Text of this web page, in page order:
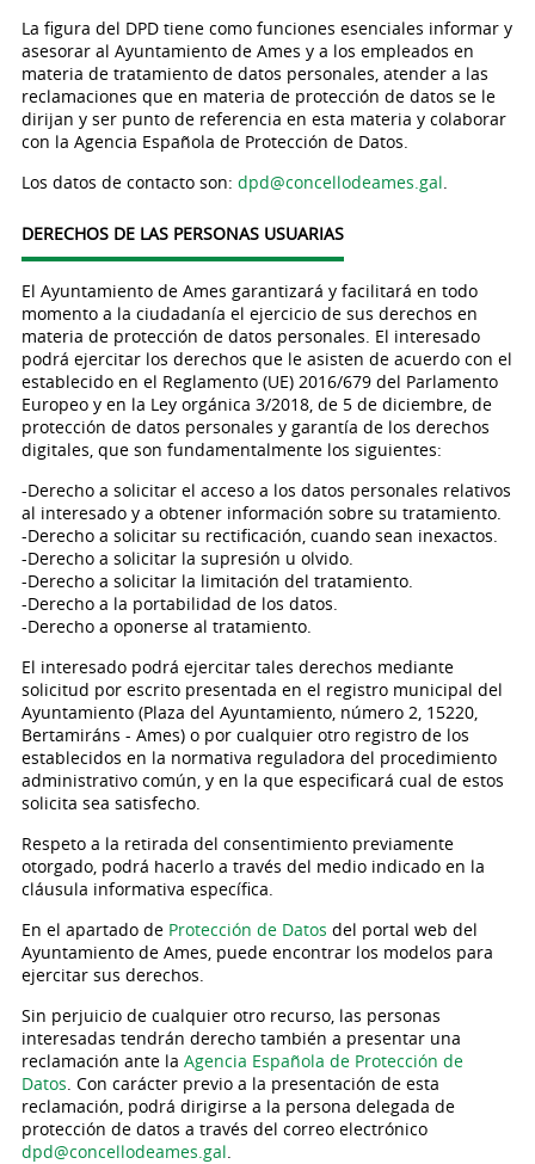
La figura del DPD tiene como funciones esenciales informar y
asesorar al Ayuntamiento de Ames y a los empleados en
materia de tratamiento de datos personales, atender a las
reclamaciones que en materia de protección de datos se le
dirijan y ser punto de referencia en esta materia y colaborar
con la Agencia Española de Protección de Datos.
Los datos de contacto son: dpd@concellodeames.gal.
DERECHOS DE LAS PERSONAS USUARIAS
El Ayuntamiento de Ames garantizará y facilitará en todo
momento a la ciudadanía el ejercicio de sus derechos en
materia de protección de datos personales. El interesado
podrá ejercitar los derechos que le asisten de acuerdo con el
establecido en el Reglamento (UE) 2016/679 del Parlamento
Europeo y en la Ley orgánica 3/2018, de 5 de diciembre, de
protección de datos personales y garantía de los derechos
digitales, que son fundamentalmente los siguientes:
-Derecho a solicitar el acceso a los datos personales relativos
al interesado y a obtener información sobre su tratamiento.
-Derecho a solicitar su rectificación, cuando sean inexactos.
-Derecho a solicitar la supresión u olvido.
-Derecho a solicitar la limitación del tratamiento.
-Derecho a la portabilidad de los datos.
-Derecho a oponerse al tratamiento.
El interesado podrá ejercitar tales derechos mediante
solicitud por escrito presentada en el registro municipal del
Ayuntamiento (Plaza del Ayuntamiento, número 2, 15220,
Bertamiráns - Ames) o por cualquier otro registro de los
establecidos en la normativa reguladora del procedimiento
administrativo común, y en la que especificará cual de estos
solicita sea satisfecho.
Respeto a la retirada del consentimiento previamente
otorgado, podrá hacerlo a través del medio indicado en la
cláusula informativa específica.
En el apartado de Protección de Datos del portal web del
Ayuntamiento de Ames, puede encontrar los modelos para
ejercitar sus derechos.
Sin perjuicio de cualquier otro recurso, las personas
interesadas tendrán derecho también a presentar una
reclamación ante la Agencia Española de Protección de
Datos. Con carácter previo a la presentación de esta
reclamación, podrá dirigirse a la persona delegada de
protección de datos a través del correo electrónico
dpd@concellodeames.gal.